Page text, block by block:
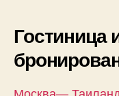
Гостиница